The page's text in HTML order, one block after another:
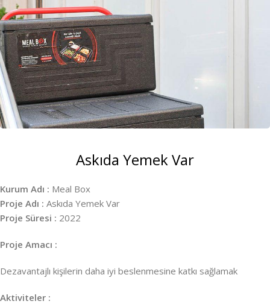
Askıda Yemek Var
Kurum Adı : Meal Box
Proje Adı : Askıda Yemek Var
Proje Süresi : 2022
Proje Amacı :
Dezavantajlı kişilerin daha iyi beslenmesine katkı sağlamak
Aktiviteler :